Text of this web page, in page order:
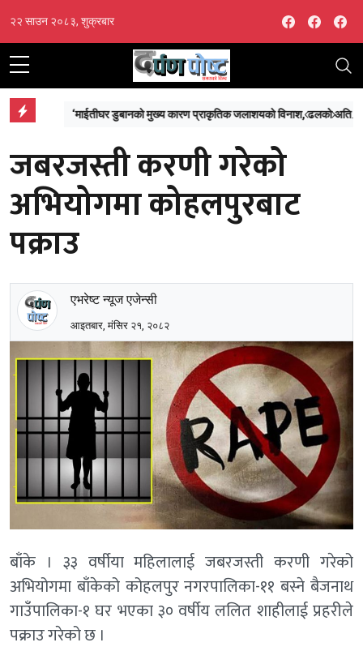
२२ साउन २०८३, शुक्रबार Facebook
हुने ‘माईतीघर डुबानको मुख्य कारण प्राकृतिक जलाशयको विनाश, ढलको अतिक्रमण र टुकुचाको उल्टो चाप’
जबरजस्ती करणी गरेको
अभियोगमा कोहलपुरबाट
पक्राउ
एभरेष्ट न्यूज एजेन्सी
आइतबार, मंसिर २१, २०८२
बाँके । ३३ वर्षीया महिलालाई जबरजस्ती करणी गरेको
अभियोगमा बाँकेको कोहलपुर नगरपालिका-११ बस्ने बैजनाथ
गाउँपालिका-१ घर भएका ३० वर्षीय ललित शाहीलाई प्रहरीले
पक्राउ गरेको छ ।